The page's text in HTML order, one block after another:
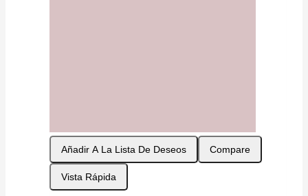
Añadir A La Lista De Deseos Compare
Vista Rápida